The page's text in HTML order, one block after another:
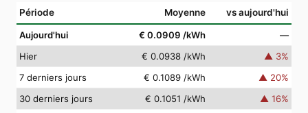
Période Moyenne vs aujourd'hui
Aujourd'hui € 0.0909 /kWh
—
Hier
€ 0.0938 /kWh ▲ 3%
7 derniers jours
€ 0.1089 /kWh ▲ 20%
30 derniers jours
€ 0.1051 /kWh ▲ 16%